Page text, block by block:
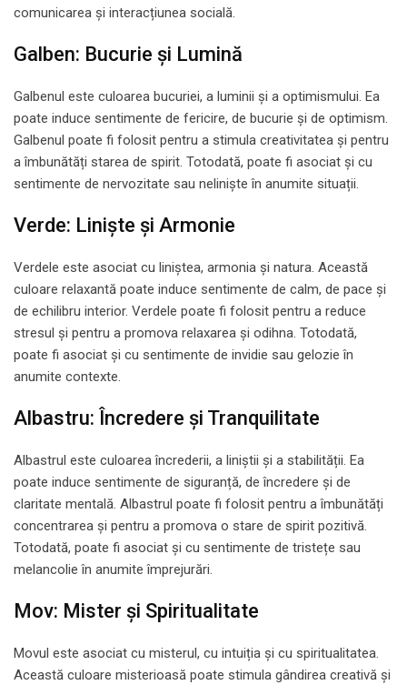
comunicarea și interacțiunea socială.
Galben: Bucurie și Lumină
Galbenul este culoarea bucuriei, a luminii și a optimismului. Ea
poate induce sentimente de fericire, de bucurie și de optimism.
Galbenul poate fi folosit pentru a stimula creativitatea și pentru
a îmbunătăți starea de spirit. Totodată, poate fi asociat și cu
sentimente de nervozitate sau neliniște în anumite situații.
Verde: Liniște și Armonie
Verdele este asociat cu liniștea, armonia și natura. Această
culoare relaxantă poate induce sentimente de calm, de pace și
de echilibru interior. Verdele poate fi folosit pentru a reduce
stresul și pentru a promova relaxarea și odihna. Totodată,
poate fi asociat și cu sentimente de invidie sau gelozie în
anumite contexte.
Albastru: Încredere și Tranquilitate
Albastrul este culoarea încrederii, a liniștii și a stabilității. Ea
poate induce sentimente de siguranță, de încredere și de
claritate mentală. Albastrul poate fi folosit pentru a îmbunătăți
concentrarea și pentru a promova o stare de spirit pozitivă.
Totodată, poate fi asociat și cu sentimente de tristețe sau
melancolie în anumite împrejurări.
Mov: Mister și Spiritualitate
Movul este asociat cu misterul, cu intuiția și cu spiritualitatea.
Această culoare misterioasă poate stimula gândirea creativă și